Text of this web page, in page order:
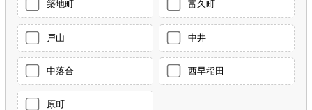
築地町 富久町
戸山 中井
中落合 西早稲田
原町